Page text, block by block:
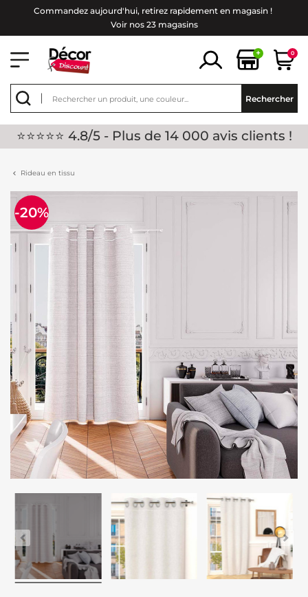
Commandez aujourd'hui, retirez rapidement en magasin !
Voir nos 23 magasins
+ 0
Rechercher
⭐⭐⭐⭐⭐ 4.8/5 - Plus de 14 000 avis clients !
Rideau en tissu
-20%